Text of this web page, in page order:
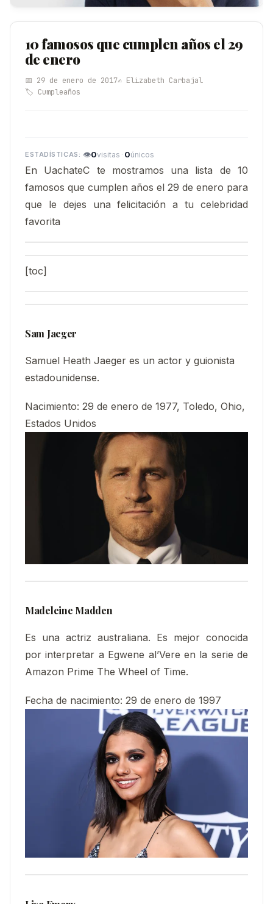
10 famosos que cumplen años el 29
de enero
📅 29 de enero de 2017✍️ Elizabeth Carbajal
🏷️ Cumpleaños
👁0visitas · 0únicos
En UachateC te mostramos una lista de 10
famosos que cumplen años el 29 de enero para
que le dejes una felicitación a tu celebridad
favorita
[toc]
Sam Jaeger
Samuel Heath Jaeger es un actor y guionista
estadounidense.
Nacimiento: 29 de enero de 1977, Toledo, Ohio,
Estados Unidos
Madeleine Madden
Es una actriz australiana. Es mejor conocida
por interpretar a Egwene al’Vere en la serie de
Amazon Prime The Wheel of Time.
Fecha de nacimiento: 29 de enero de 1997